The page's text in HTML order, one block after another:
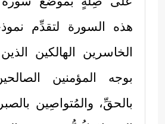
هذه السورة لتقدِّم
الخاسرين الهالكين
بوجه المؤمنين
بالحقِّ، والمُتواصِين